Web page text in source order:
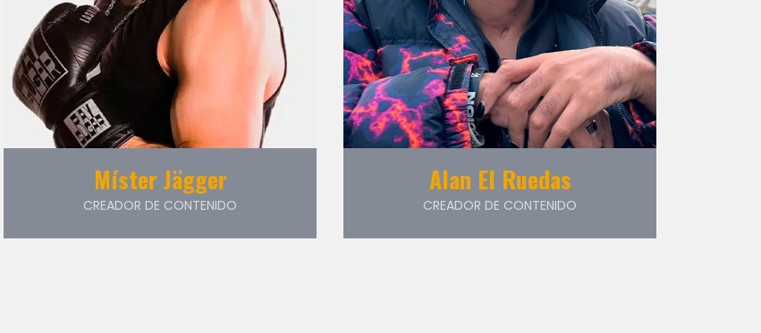
Míster Jägger
CREADOR DE CONTENIDO
Alan El Ruedas
CREADOR DE CONTENIDO